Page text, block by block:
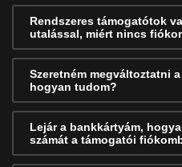
Rendszeres támogatótok
utalással, miért nincs
Szeretném megváltoztatni
hogyan tudom?
Lejár a bankkártyám,
számát a támogatói